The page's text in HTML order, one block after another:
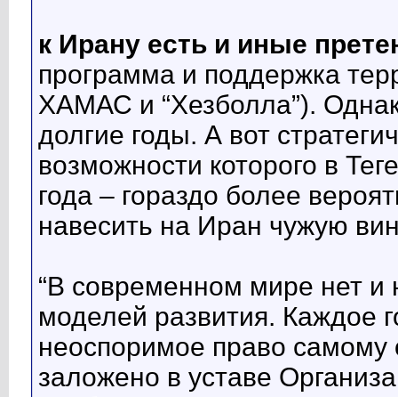
к Ирану есть и иные
программа и поддержка
ХАМАС и “Хезболла”).
долгие годы. А вот
возможности которого в
года – гораздо более
навесить на Иран чужую
“В современном мире нет
моделей развития. Каждое
неоспоримое право самому
заложено в уставе